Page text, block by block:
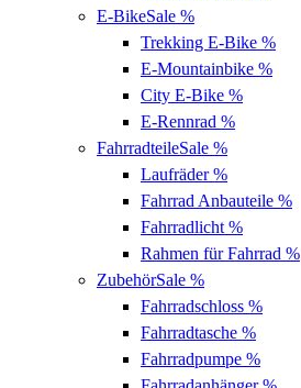
E-BikeSale %
Trekking E-Bike %
E-Mountainbike %
City E-Bike %
E-Rennrad %
FahrradteileSale %
Laufräder%
Fahrrad Anbauteile %
Fahrradlicht %
Rahmen für Fahrrad %
ZubehörSale %
Fahrradschloss %
Fahrradtasche %
Fahrradpumpe %